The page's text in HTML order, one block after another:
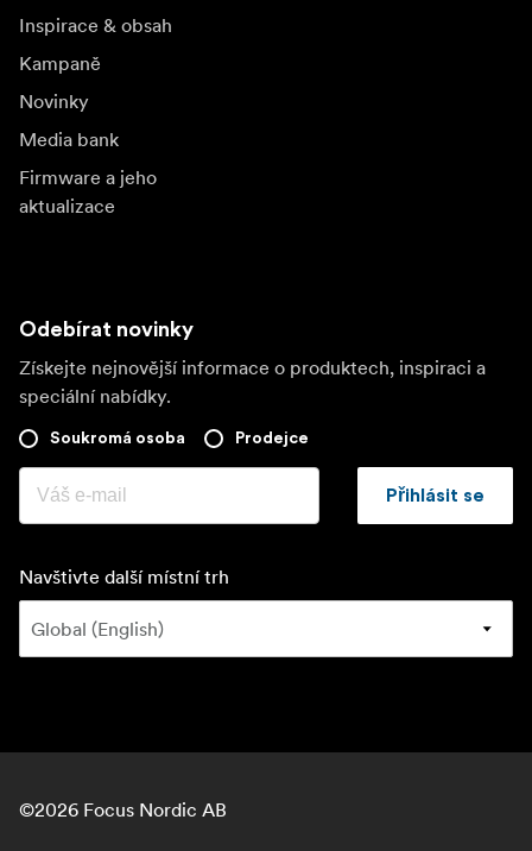
Inspirace & obsah
Kampaně
Novinky
Media bank
Firmware a jeho
aktualizace
Odebírat novinky
Získejte nejnovější informace o produktech, inspiraci a
speciální nabídky.
Soukromá osoba Prodejce
Přihlásit se
Navštivte další místní trh
©2026 Focus Nordic AB